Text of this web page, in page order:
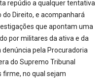
repúdio a qualquer tentativa
Direito, e acompanhará
que apontam uma
por militares da ativa e da
pela Procuradoria
do Supremo Tribunal
firme, no qual sejam